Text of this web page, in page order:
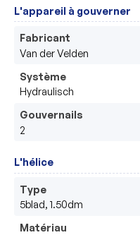
L'appareil à gouverner
Fabricant
Van der Velden
Système
Hydraulisch
Gouvernails
2
L'hélice
Type
5blad, 1.50dm
Matériau